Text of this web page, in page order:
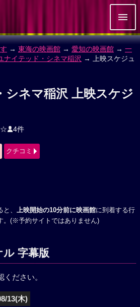
→ 東海の映画館 → 愛知の映画館 → 一
ナイテッド・シネマ稲沢 → 上映スケジュ
シネマ稲沢 上映スケジ
4件
クチコミ
、 上映開始の10分前に映画館に到着する行
。(※予約サイトではありません)
字幕版
ださい。
13(木)